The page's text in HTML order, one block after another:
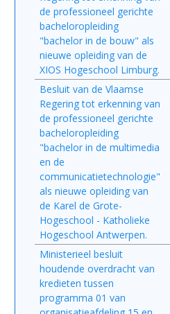
de professioneel gerichte
bacheloropleiding
"bachelor in de bouw" als
nieuwe opleiding van de
XIOS Hogeschool Limburg.
Besluit van de Vlaamse
Regering tot erkenning van
de professioneel gerichte
bacheloropleiding
"bachelor in de multimedia
en de
communicatietechnologie"
als nieuwe opleiding van
de Karel de Grote-
Hogeschool - Katholieke
Hogeschool Antwerpen.
Ministerieel besluit
houdende overdracht van
kredieten tussen
programma 01 van